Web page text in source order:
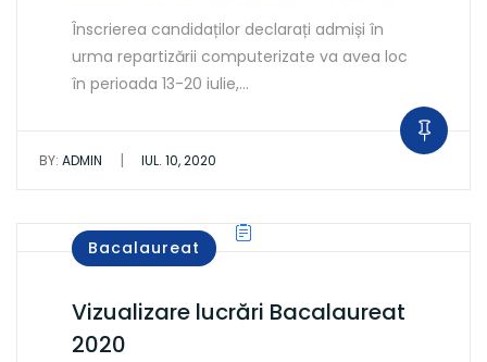
Înscrierea candidaților declarați admiși în
urma repartizării computerizate va avea loc
în perioada 13-20 iulie,…
BY: ADMIN | IUL. 10, 2020
Bacalaureat
Vizualizare lucrări Bacalaureat
2020